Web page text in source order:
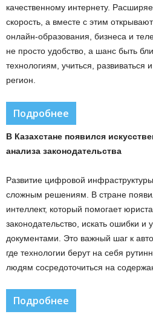
качественному интернету.
скорость, а вместе с этим
онлайн-образования, бизнеса и
не просто удобство, а шанс быть
технологиям, учиться, развиваться
регион.
Подробнее
В Казахстане появился
анализа законодательства
Развитие цифровой
сложным решениям. В стране
интеллект, который помогает
законодательство, искать ошибки и
документами. Это важный шаг к
где технологии берут на себя
людям сосредоточиться на
Подробнее